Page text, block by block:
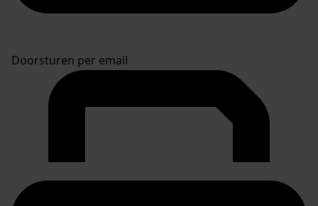
Doorsturen per email